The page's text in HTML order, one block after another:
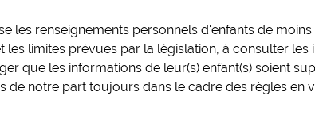
les renseignements personnels d'enfants de
limites prévues par la législation, à consulter
que les informations de leur(s) enfant(s) soient
notre part toujours dans le cadre des règles en